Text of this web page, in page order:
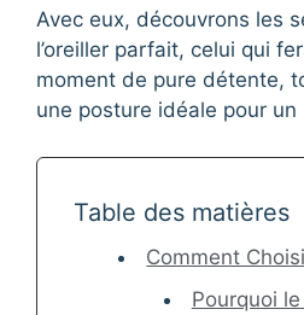
Avec eux, découvrons les
l’oreiller parfait, celui qui
moment de pure détente,
une posture idéale pour
Table des matières
Comment
Pourquoi